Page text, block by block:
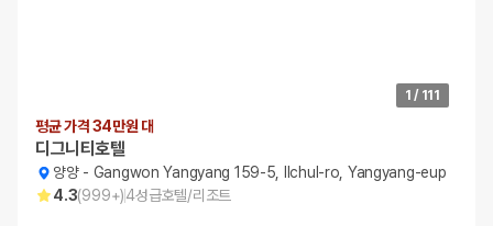
1 / 111
평균 가격 34만원 대
디그니티호텔
양양- Gangwon Yangyang 159-5, Ilchul-ro, Yangyang-eup
4.3(999+)4성급호텔/리조트